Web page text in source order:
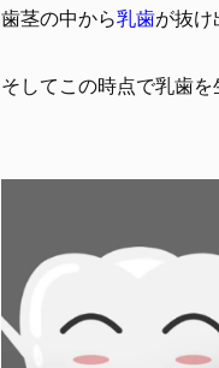
歯茎の中から乳歯が抜け
そしてこの時点で乳歯を